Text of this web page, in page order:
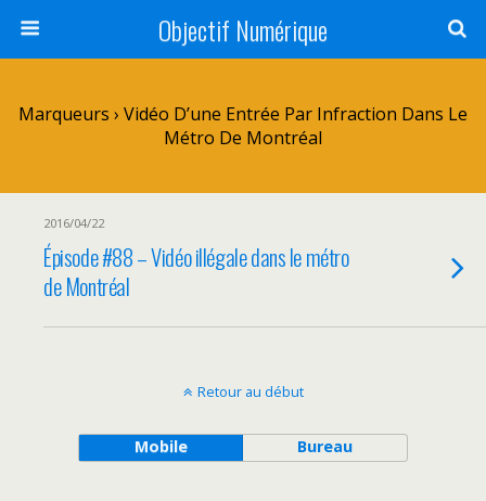
Objectif Numérique
Marqueurs › Vidéo D’une Entrée Par Infraction Dans Le
Métro De Montréal
2016/04/22
Épisode #88 – Vidéo illégale dans le métro
de Montréal
Retour au début
Mobile Bureau